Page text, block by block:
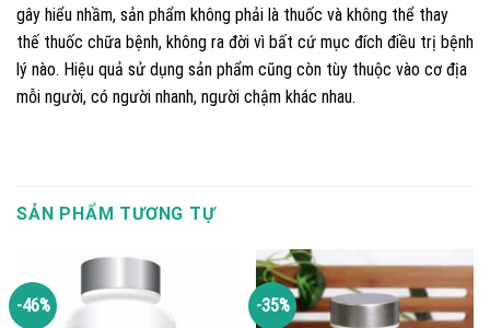
gây hiểu nhầm, sản phẩm không phải là thuốc và không thể thay
thế thuốc chữa bệnh, không ra đời vì bất cứ mục đích điều trị bệnh
lý nào. Hiệu quả sử dụng sản phẩm cũng còn tùy thuộc vào cơ địa
mỗi người, có người nhanh, người chậm khác nhau.
SẢN PHẨM TƯƠNG TỰ
-46% -35%